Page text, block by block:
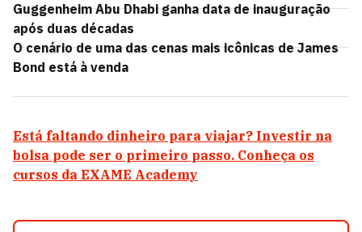
Guggenheim Abu Dhabi ganha data de inauguração
após duas décadas
O cenário de uma das cenas mais icônicas de James
Bond está à venda
Está faltando dinheiro para viajar? Investir na
bolsa pode ser o primeiro passo. Conheça os
cursos da EXAME Academy